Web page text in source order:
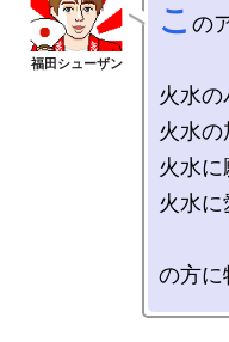
こ の
火水
火水
火水
火水